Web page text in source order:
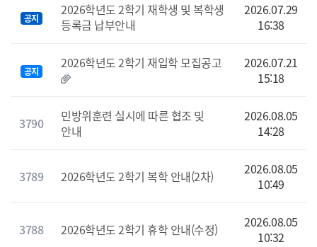
공지
2026학년도 2학기 재학생 및 복학생
등록금 납부안내
2026.07.29
16:38
공지
2026학년도 2학기 재입학 모집공고
2026.07.21
15:18
3790
민방위훈련 실시에 따른 협조 및
안내
2026.08.05
14:28
3789 2026학년도 2학기 복학 안내(2차)
2026.08.05
10:49
3788 2026학년도 2학기 휴학 안내(수정)
2026.08.05
10:32